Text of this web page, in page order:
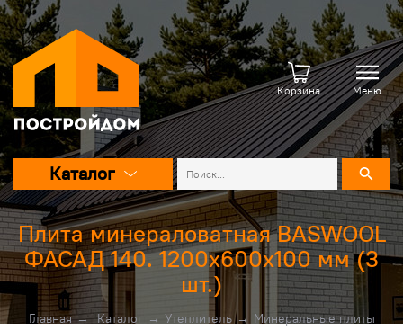
Корзина Меню
Каталог
Плита минераловатная BASWOOL
ФАСАД 140. 1200х600х100 мм (3
шт.)
Главная → Каталог → Утеплитель → Минеральные плиты